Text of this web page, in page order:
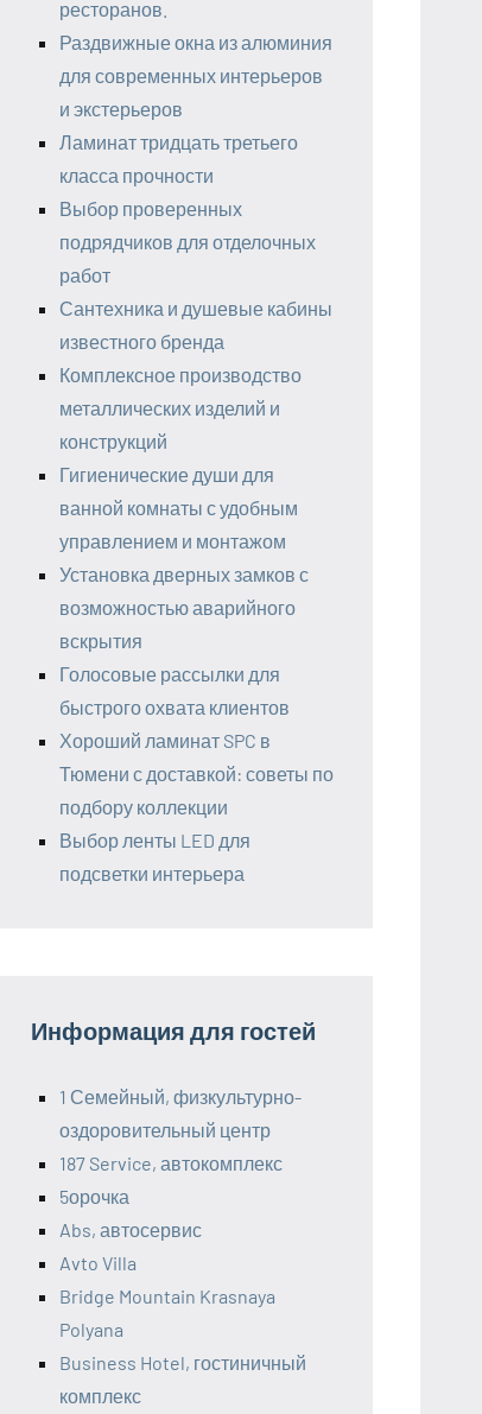
ресторанов.
Раздвижные окна из алюминия
для современных интерьеров
и экстерьеров
Ламинат тридцать третьего
класса прочности
Выбор проверенных
подрядчиков для отделочных
работ
Сантехника и душевые кабины
известного бренда
Комплексное производство
металлических изделий и
конструкций
Гигиенические души для
ванной комнаты с удобным
управлением и монтажом
Установка дверных замков с
возможностью аварийного
вскрытия
Голосовые рассылки для
быстрого охвата клиентов
Хороший ламинат SPC в
Тюмени с доставкой: советы по
подбору коллекции
Выбор ленты LED для
подсветки интерьера
Информация для гостей
1 Семейный, физкультурно-
оздоровительный центр
187 Service, автокомплекс
5орочка
Abs, автосервис
Avto Villa
Bridge Mountain Krasnaya
Polyana
Business Hotel, гостиничный
комплекс